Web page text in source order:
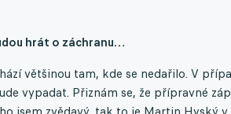
hrát o záchranu…
většinou tam, kde se nedařilo. V
vypadat. Přiznám se, že přípravné